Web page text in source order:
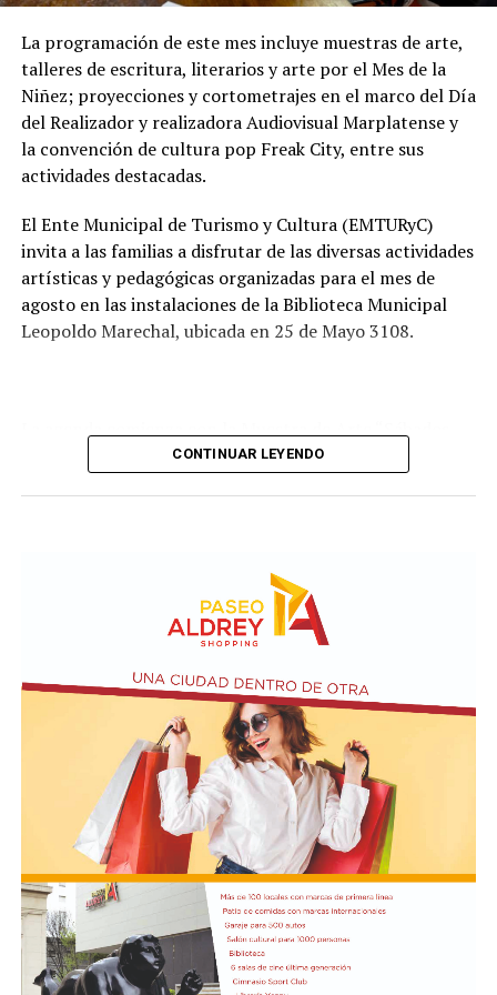
mejorar las condiciones de higiene y salubridad para los
vecinos.
Tras la apertura de sobres, el expediente continuará su
recorrido administrativo con la intervención de la
Comisión de Estudio de Ofertas y Adjudicación, que
tendrá a su cargo la evaluación de las propuestas
obra.
La programación de este mes incluye muestras de arte,
talleres de escritura, literarios y arte por el Mes de la
Niñez; proyecciones y cortometrajes en el marco del Día
del Realizador y realizadora Audiovisual Marplatense y
la convención de cultura pop Freak City, entre sus
actividades destacadas.
El Ente Municipal de Turismo y Cultura (EMTURyC)
invita a las familias a disfrutar de las diversas actividades
artísticas y pedagógicas organizadas para el mes de
agosto en las instalaciones de la Biblioteca Municipal
Leopoldo Marechal, ubicada en 25 de Mayo 3108.
Culturales”, a cargo del grupo Cul Mardel, que se podrá
10 a 12 en la Biblioteca de Autores Marplatenses,
ubicada en el primer piso del edificio.
En relación al Ciclo Mes de la Niñez, este viernes 7 de
agosto a las 17:30 se presentarán “Los cuentos de
Charo” y la narración de poesías populares infantiles a
cargo de María del Rosario Gerez Martínez.
En tanto, el viernes 21 a las 17:30 se desarrollará “El
Cerebro Mágico: construyendo preguntas, respuestas y
circuitos”, a cargo de María Paula Algote. Se trata de un
taller práctico de arte, ciencia y tecnología en el que al
finalizar cada participante se lleva su propia creación
terminada. Es una actividad arancelada (incluye
CONTINUAR LEYENDO